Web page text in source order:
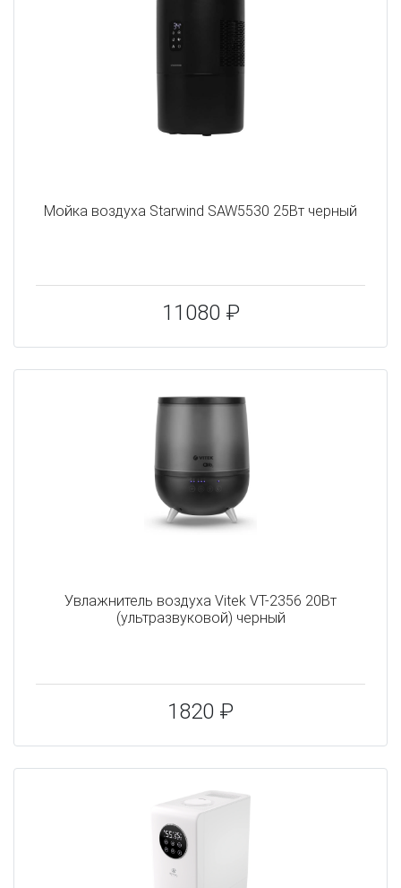
Мойка воздуха Starwind SAW5530 25Вт черный
11080 ₽
Увлажнитель воздуха Vitek VT-2356 20Вт
(ультразвуковой) черный
1820 ₽